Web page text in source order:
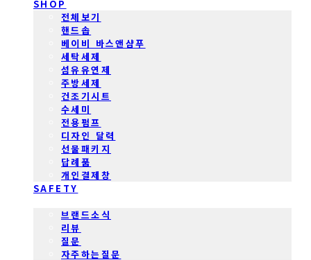
SHOP
전체보기
핸드솝
베이비 바스앤샴푸
세탁세제
섬유유연제
주방세제
건조기시트
수세미
전용펌프
디자인 달력
선물패키지
답례품
개인결제창
SAFETY
브랜드소식
리뷰
질문
자주하는질문